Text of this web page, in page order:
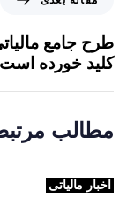
طرح جامع
کلید خورده است
مطالب
اخبار مالیاتی